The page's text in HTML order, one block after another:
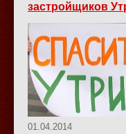
застройщиков
01.04.2014